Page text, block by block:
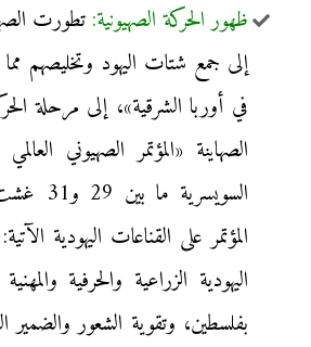
ظهور الحركة الصهيونية: تطورت
إلى جمع شتات اليهود وتخليصهم
في أوربا الشرقية»، إلى مرحلة
الصهاينة «المؤتمر الصهيوني
المؤتمر على القناعات اليهودية
اليهودية الزراعية والحرفية
بفلسطين، وتقوية الشعور والضمير